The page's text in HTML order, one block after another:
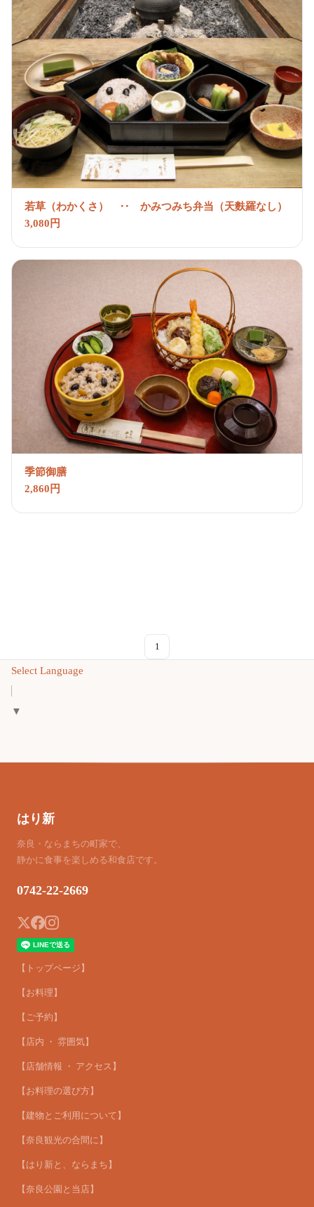
若草（わかくさ） ‥ かみつみち弁当（天麩羅なし）
3,080円
季節御膳
2,860円
1
Select Language
▼
はり新
奈良・ならまちの町家で、
静かに食事を楽しめる和食店です。
0742-22-2669
【トップページ】
【お料理】
【ご予約】
【店内 ・ 雰囲気】
【店舗情報 ・ アクセス】
【お料理の選び方】
【建物とご利用について】
【奈良観光の合間に】
【はり新と、ならまち】
【奈良公園と当店】